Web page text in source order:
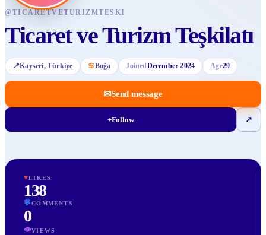
@TICARETVETURIZMTESKI
Ticaret ve Turizm Teşkilatı
📍Kayseri, Türkiye ♋Boğa JoinedDecember 2024 Age29
✉Send message
+Follow ↗
♥LIKES
138
💬COMMENTS
0
👁VIEWS